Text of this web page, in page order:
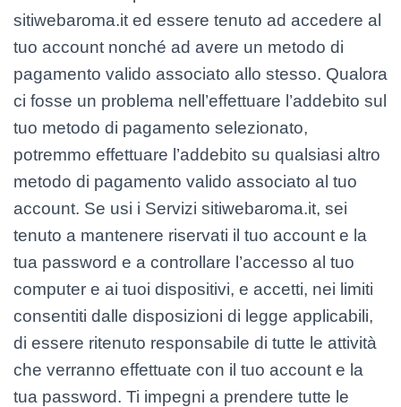
sitiwebaroma.it ed essere tenuto ad accedere al
tuo account nonché ad avere un metodo di
pagamento valido associato allo stesso. Qualora
ci fosse un problema nell’effettuare l’addebito sul
tuo metodo di pagamento selezionato,
potremmo effettuare l’addebito su qualsiasi altro
metodo di pagamento valido associato al tuo
account. Se usi i Servizi sitiwebaroma.it, sei
tenuto a mantenere riservati il tuo account e la
tua password e a controllare l’accesso al tuo
computer e ai tuoi dispositivi, e accetti, nei limiti
consentiti dalle disposizioni di legge applicabili,
di essere ritenuto responsabile di tutte le attività
che verranno effettuate con il tuo account e la
tua password. Ti impegni a prendere tutte le